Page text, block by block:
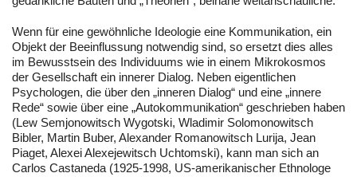
Wenn für eine gewöhnliche Ideologie eine Kommunikation, ein
Objekt der Beeinflussung notwendig sind, so ersetzt dies alles
im Bewusstsein des Individuums wie in einem Mikrokosmos
der Gesellschaft ein innerer Dialog. Neben eigentlichen
Psychologen, die über den „inneren Dialog“ und eine „innere
Rede“ sowie über eine „Autokommunikation“ geschrieben haben
(Lew Semjonowitsch Wygotski, Wladimir Solomonowitsch
Bibler, Martin Buber, Alexander Romanowitsch Lurija, Jean
Piaget, Alexei Alexejewitsch Uchtomski), kann man sich an
Carlos Castaneda (1925-1998, US-amerikanischer Ethnologe